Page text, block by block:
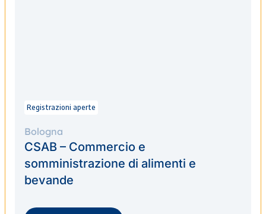
Registrazioni aperte
Bologna
CSAB – Commercio e
somministrazione di alimenti e
bevande